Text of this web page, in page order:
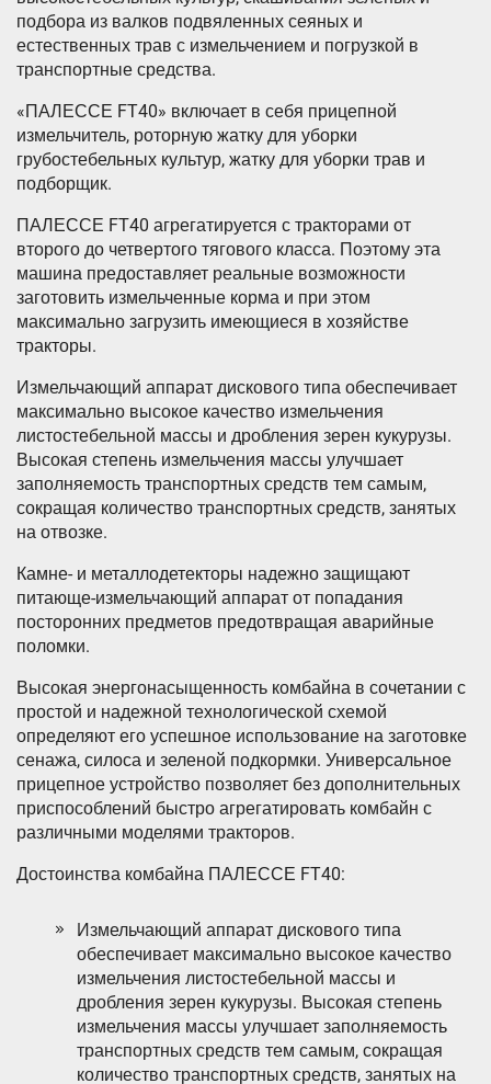
подбора из валков подвяленных сеяных и
естественных трав с измельчением и погрузкой в
транспортные средства.
«ПАЛЕССЕ FT40» включает в себя прицепной
измельчитель, роторную жатку для уборки
грубостебельных культур, жатку для уборки трав и
подборщик.
ПАЛЕССЕ FТ40 агрегатируется с тракторами от
второго до четвертого тягового класса. Поэтому эта
машина предоставляет реальные возможности
заготовить измельченные корма и при этом
максимально загрузить имеющиеся в хозяйстве
тракторы.
Измельчающий аппарат дискового типа обеспечивает
максимально высокое качество измельчения
листостебельной массы и дробления зерен кукурузы.
Высокая степень измельчения массы улучшает
заполняемость транспортных средств тем самым,
сокращая количество транспортных средств, занятых
на отвозке.
Камне- и металлодетекторы надежно защищают
питающе-измельчающий аппарат от попадания
посторонних предметов предотвращая аварийные
поломки.
Высокая энергонасыщенность комбайна в сочетании с
простой и надежной технологической схемой
определяют его успешное использование на заготовке
сенажа, силоса и зеленой подкормки. Универсальное
прицепное устройство позволяет без дополнительных
приспособлений быстро агрегатировать комбайн с
различными моделями тракторов.
Достоинства комбайна ПАЛЕССЕ FT40:
Измельчающий аппарат дискового типа
обеспечивает максимально высокое качество
измельчения листостебельной массы и
дробления зерен кукурузы. Высокая степень
измельчения массы улучшает заполняемость
транспортных средств тем самым, сокращая
количество транспортных средств, занятых на